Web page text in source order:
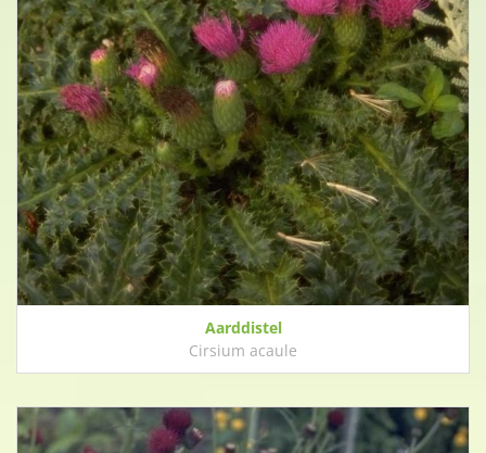
Aarddistel
Cirsium acaule